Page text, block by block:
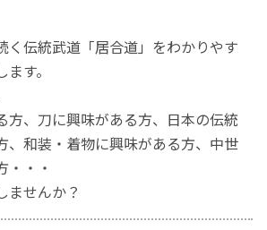
く伝統武道「居合道」をわかりやす
す。
方、刀に興味がある方、日本の伝統
、和装・着物に興味がある方、中世
・・・
ませんか？